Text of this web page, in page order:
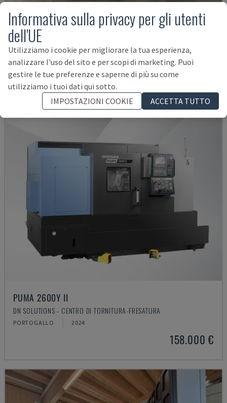
G250
INDEX - CENTRO DI TORNITURA-FRESATURA
GERMANIA 2004
PUMA 2600Y II
DN SOLUTIONS - CENTRO DI TORNITURA-FRESATURA
PORTOGALLO 2024
158.000 €
Informativa sulla privacy per gli utenti
dell'UE
Utilizziamo i cookie per migliorare la tua esperienza,
analizzare l'uso del sito e per scopi di marketing. Puoi
gestire le tue preferenze e saperne di più su come
utilizziamo i tuoi dati qui sotto.
IMPOSTAZIONI COOKIE
ACCETTA TUTTO